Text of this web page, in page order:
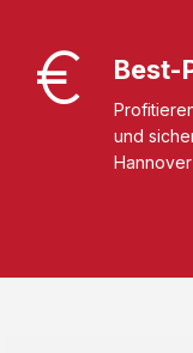
Best-
und